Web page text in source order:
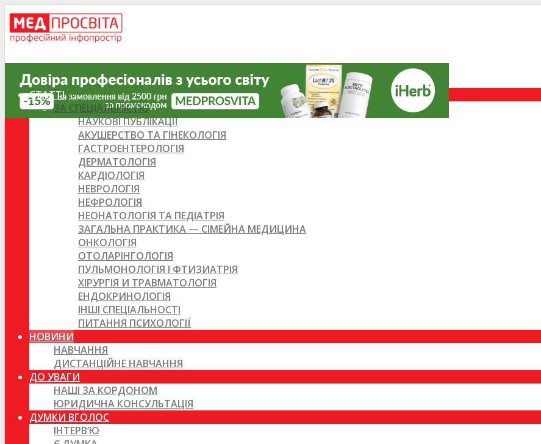
СТАТТІ
ЗА СПЕЦІАЛЬНІСТЮ
НАУКОВІ ПУБЛІКАЦІЇ
АКУШЕРСТВО ТА ГІНЕКОЛОГІЯ
ГАСТРОЕНТЕРОЛОГІЯ
ДЕРМАТОЛОГІЯ
КАРДІОЛОГІЯ
НЕВРОЛОГІЯ
НЕФРОЛОГІЯ
НЕОНАТОЛОГІЯ ТА ПЕДІАТРІЯ
ЗАГАЛЬНА ПРАКТИКА — СІМЕЙНА МЕДИЦИНА
ОНКОЛОГІЯ
ОТОЛАРІНГОЛОГІЯ
ПУЛЬМОНОЛОГІЯ І ФТИЗИАТРІЯ
ХІРУРГІЯ И ТРАВМАТОЛОГІЯ
ЕНДОКРИНОЛОГІЯ
ІНШІ СПЕЦІАЛЬНОСТІ
ПИТАННЯ ПСИХОЛОГІЇ
НОВИНИ
НАВЧАННЯ
ДИСТАНЦІЙНЕ НАВЧАННЯ
ДО УВАГИ
НАШІ ЗА КОРДОНОМ
ЮРИДИЧНА КОНСУЛЬТАЦІЯ
ДУМКИ ВГОЛОС
ІНТЕРВ’Ю